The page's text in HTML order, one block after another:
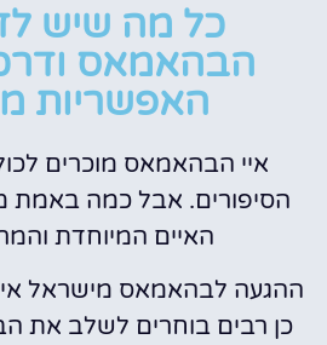
כל מה שיש
הבהאמאס
האפשריות
איי הבהאמאס מוכרים
הסיפורים. אבל כמה באמת
האיים המיוחדת
ההגעה לבהאמאס מישראל
כן רבים בוחרים לשלב את